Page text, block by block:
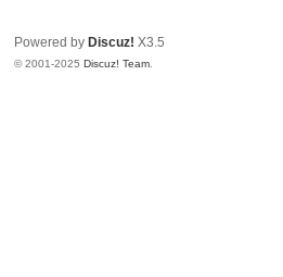
Powered by Discuz! X3.5
© 2001-2025Discuz! Team